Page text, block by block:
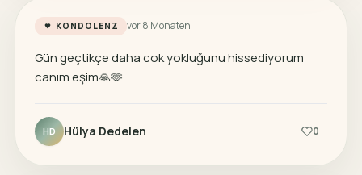
KONDOLENZ vor 8 Monaten
Gün geçtikçe daha cok yokluğunu hissediyorum
canım eşim🙏🫶
HD Hülya Dedelen 0